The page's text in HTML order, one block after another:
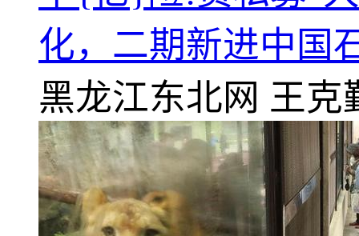
化，二期新进中国
黑龙江东北网 王克